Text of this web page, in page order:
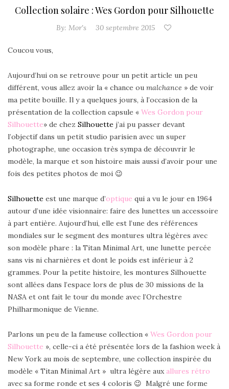
Collection solaire : Wes Gordon pour Silhouette
By: Mor's 30 septembre 2015
Coucou vous,
Aujourd’hui on se retrouve pour un petit article un peu
différent, vous allez avoir la « chance ou malchance » de voir
ma petite bouille. Il y a quelques jours, à l’occasion de la
présentation de la collection capsule « Wes Gordon pour
Silhouette» de chez Silhouette j’ai pu passer devant
l’objectif dans un petit studio parisien avec un super
photographe, une occasion très sympa de découvrir le
modèle, la marque et son histoire mais aussi d’avoir pour une
fois des petites photos de moi 😉
Silhouette est une marque d’optique qui a vu le jour en 1964
autour d’une idée visionnaire: faire des lunettes un accessoire
à part entière. Aujourd’hui, elle est l’une des références
mondiales sur le segment des montures ultra légères avec
son modèle phare : la Titan Minimal Art, une lunette percée
sans vis ni charnières et dont le poids est inférieur à 2
grammes. Pour la petite histoire, les montures Silhouette
sont allées dans l’espace lors de plus de 30 missions de la
NASA et ont fait le tour du monde avec l’Orchestre
Philharmonique de Vienne.
Parlons un peu de la fameuse collection « Wes Gordon pour
Silhouette », celle-ci a été présentée lors de la fashion week à
New York au mois de septembre, une collection inspirée du
modèle « Titan Minimal Art » ultra légère auxallures rétro
avec sa forme ronde et ses 4 coloris 😉 Malgré une forme